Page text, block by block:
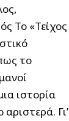
Το «Τείχος
το
ιστορία
Γι’